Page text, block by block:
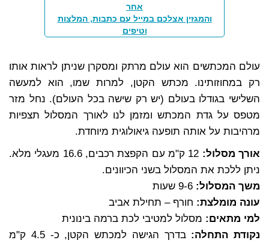
אחר
והמגזין אצלכם במייל עם כתבות, המלצות
וטיפים
עולם המכתשים הוא עולם מרתק ומסקרן שניתן לראות אותו
רק במחוזותינו. מכתש הקטן, למרות שמו, הוא למעשה
השלישי בגודלו בעולם (יש רק שישה בכל העולם). נחל מזר
מטפס על גדת המכתש ומזמן לנו לאורך המסלול תצפיות
מרהיבות על אותה תופעה גיאולוגית מיוחדת.
אורך מסלול:
12 ק"מ עם הקפצת רכבים, 16.6 מעגלי מלא.
ניתן ללכת את המסלול בשני הכיוונים.
משך המסלול: 9-6 שעות
עונה מומלצת: חורף – תחילת אביב
למי מתאים: מסלול למטיבי לכת ברמה בינונית
נקודת התחלה:
בדרך הגישה למכתש הקטן, כ- 4.5 ק"מ